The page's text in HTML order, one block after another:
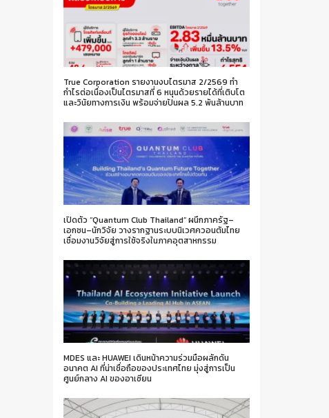
True Corporation รายงานงบไตรมาส 2/2569 ทำ
กำไรต่อเนื่องเป็นไตรมาสที่ 6 หนุนด้วยรายได้ที่เติบโต
และวินัยทางการเงิน พร้อมจ่ายปันผล 5.2 พันล้านบาท
เปิดตัว “Quantum Club Thailand” ผนึกภาครัฐ–
เอกชน–นักวิจัย วางรากฐานระบบนิเวศควอนตัมไทย
เชื่อมงานวิจัยสู่การใช้จริงในภาคอุตสาหกรรม
MDES และ HUAWEI เดินหน้าความร่วมมือผลักดัน
อนาคต AI ที่น่าเชื่อถือของประเทศไทย มุ่งสู่การเป็น
ศูนย์กลาง AI ของอาเซียน